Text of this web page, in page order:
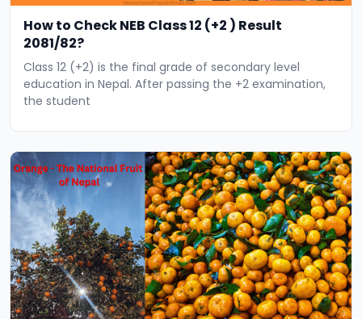
How to Check NEB Class 12 (+2 ) Result
2081/82?
Class 12 (+2) is the final grade of secondary level
education in Nepal. After passing the +2 examination,
the student